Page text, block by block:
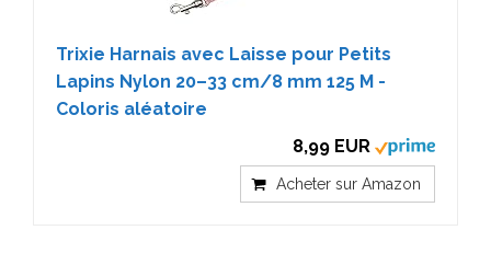
Trixie Harnais avec Laisse pour Petits
Lapins Nylon 20–33 cm/8 mm 125 M -
Coloris aléatoire
8,99 EUR
Acheter sur Amazon